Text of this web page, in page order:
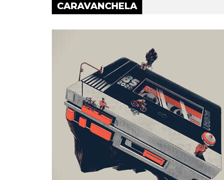
CARAVANCHELA